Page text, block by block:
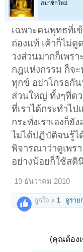
สมาชิกใหม่
เฉพาะคนพุทธที่เ
ถ่องแท้ เค้าก็ไม่
วงส่วนมากก็เพร
กฎแห่งกรรม ก็จ
ทุกข์ อย่าโกรธกั
ส่วนใหญ่ ทั้งๆที่ดว
ที่เราได้กระทำไ
กระทั่งเราเองก็ยั
ไม่ได้ปฏิบัติจนรู้ไ
พิจารณาว่าดูเพร
อย่างน้อยก็ใช้สติ
19 ธันวาคม 2010
ถูกใจ x 1 ดูราย
(คุณต้อง